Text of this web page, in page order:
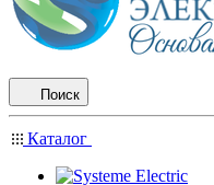
Поиск
Каталог